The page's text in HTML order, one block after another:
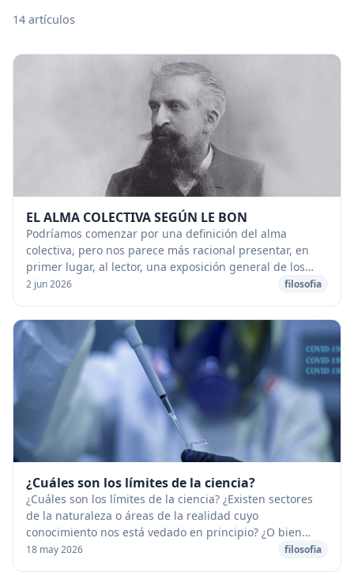
14 artículos
EL ALMA COLECTIVA SEGÚN LE BON
Podrí­amos comenzar por una definición del alma
colectiva, pero nos parece más racional presentar, en
primer lugar, al lector, una exposición general de los
fenómenos correspondiente y escoger entre é...
2 jun 2026 filosofia
¿Cuáles son los límites de la ciencia?
¿Cuáles son los límites de la ciencia? ¿Existen sectores
de la naturaleza o áreas de la realidad cuyo
conocimiento nos está vedado en principio? ¿O bien
puede afirmarse que, por lo menos potencialment...
18 may 2026 filosofia